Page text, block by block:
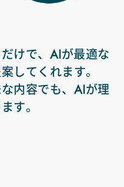
けで、AIが最適な
してくれます。
内容でも、AIが理
す。